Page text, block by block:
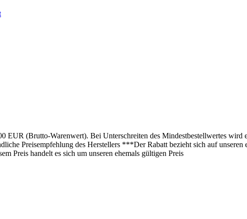
EUR (Brutto-Warenwert). Bei Unterschreiten des Mindestbestellwertes wird
Preisempfehlung des Herstellers ***Der Rabatt bezieht sich auf unseren
Preis handelt es sich um unseren ehemals gültigen Preis